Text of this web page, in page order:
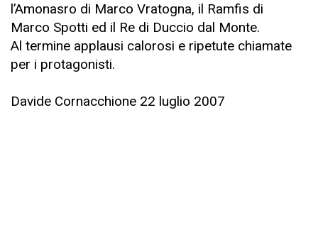
l’Amonasro di Marco Vratogna, il Ramfis di
Marco Spotti ed il Re di Duccio dal Monte.
Al termine applausi calorosi e ripetute chiamate
per i protagonisti.
Davide Cornacchione 22 luglio 2007